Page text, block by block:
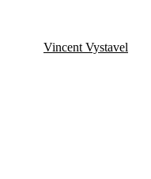
Vincent Vystavel